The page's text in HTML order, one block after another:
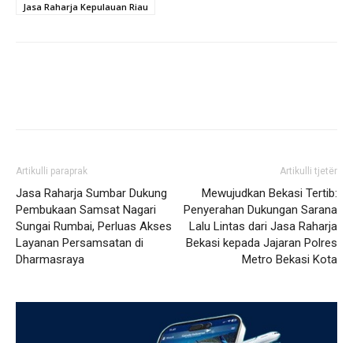
Jasa Raharja Kepulauan Riau
Artikulli paraprak
Jasa Raharja Sumbar Dukung
Pembukaan Samsat Nagari
Sungai Rumbai, Perluas Akses
Layanan Persamsatan di
Dharmasraya
Artikulli tjetër
Mewujudkan Bekasi Tertib:
Penyerahan Dukungan Sarana
Lalu Lintas dari Jasa Raharja
Bekasi kepada Jajaran Polres
Metro Bekasi Kota